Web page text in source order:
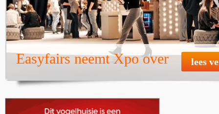
Easyfairs neemt Xpo over lees